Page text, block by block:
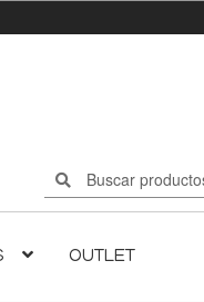
Buscar
por:
Buscar
OUTLET